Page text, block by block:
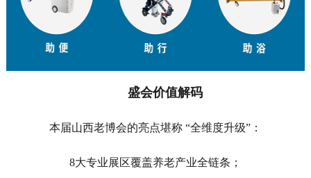
盛会价值解码
本届山西老博会的亮点堪称 “全维度升级”：
8大专业展区覆盖养老产业全链条；